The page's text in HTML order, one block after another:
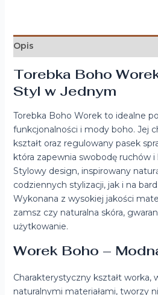
Opis
Torebka Boho
Styl w Jednym
Torebka Boho Worek to idealne
funkcjonalności i mody boho. Jej
kształt oraz regulowany pasek
która zapewnia swobodę ruchów
Stylowy design, inspirowany
codziennych stylizacji, jak i na
Wykonana z wysokiej jakości
zamsz czy naturalna skóra,
użytkowanie.
Worek Boho –
Charakterystyczny kształt worka,
naturalnymi materiałami, tworzy